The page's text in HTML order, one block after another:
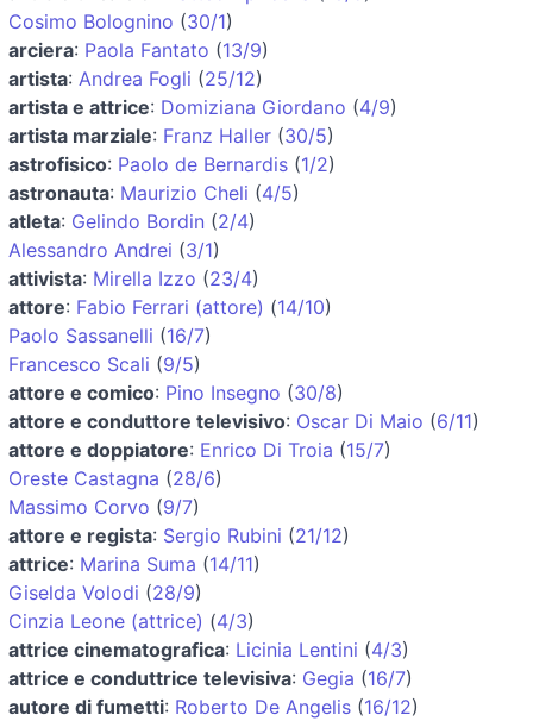
Cosimo Bolognino (30/1)
arciera: Paola Fantato (13/9)
artista: Andrea Fogli (25/12)
artista e attrice: Domiziana Giordano (4/9)
artista marziale: Franz Haller (30/5)
astrofisico: Paolo de Bernardis (1/2)
astronauta: Maurizio Cheli (4/5)
atleta: Gelindo Bordin (2/4)
Alessandro Andrei (3/1)
attivista: Mirella Izzo (23/4)
attore: Fabio Ferrari (attore) (14/10)
Paolo Sassanelli (16/7)
Francesco Scali (9/5)
attore e comico: Pino Insegno (30/8)
attore e conduttore televisivo: Oscar Di Maio (6/11)
attore e doppiatore: Enrico Di Troia (15/7)
Oreste Castagna (28/6)
Massimo Corvo (9/7)
attore e regista: Sergio Rubini (21/12)
attrice: Marina Suma (14/11)
Giselda Volodi (28/9)
Cinzia Leone (attrice) (4/3)
attrice cinematografica: Licinia Lentini (4/3)
attrice e conduttrice televisiva: Gegia (16/7)
autore di fumetti: Roberto De Angelis (16/12)